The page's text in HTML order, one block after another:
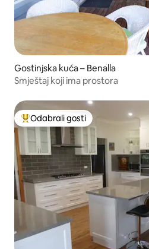
Gostinjska kuća – Benalla
Smještaj koji ima prostora
Među najviše rangiranima s
Odabrali gosti